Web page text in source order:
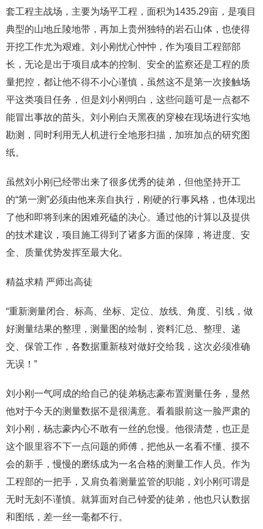
套工程主战场，主要为场平工程，面积为1435.29亩，是项目
典型的山地丘陵地带，再加上贵州独特的岩石山体，也使得
开挖工作尤为艰难。刘小刚忧心忡忡，作为项目工程部部
长，无论是出于项目成本的控制、安全的监察还是工程的质
量把控，都让他不得不小心谨慎，虽然这不是第一次接触场
平这类项目任务，但是刘小刚明白，这些问题可是一点都不
能冒出事故的苗头。刘小刚白天黑夜的穿梭在现场进行实地
勘测，同时利用无人机进行全地形扫描，加班加点的研究图
纸。
虽然刘小刚已经带出来了很多优秀的徒弟，但他坚持开工
的“第一测”必须由他来亲自执行，刚硬的行事风格，也体现出
了他和即将到来的困难死磕的决心。通过他的计算以及提供
的技术建议，项目施工得到了诸多方面的保障，将进度、安
全、质量优势发挥至最大化。
精益求精 严师出高徒
“重新测量闭合、标高、坐标、定位、放线、角度、引线，做
好测量结果的整理，测量图的绘制，资料汇总、整理、递
交、保管工作，各数据重新核对做好交给我，这次必须准确
无误！”
刘小刚一气呵成的给自己的徒弟杨志豪布置测量任务，显然
他对于今天的测量数据不是很满意。看着眼前这一脸严肃的
刘小刚，杨志豪内心不敢有一丝的怠慢。他很清楚，也正是
这个眼里容不下一点问题的师傅，把他从一名看不懂、摸不
会的新手，慢慢的磨练成为一名合格的测量工作人员。作为
工程部的一把手，又肩负着测量监管的职能，刘小刚可谓是
无时无刻不谨慎。就算面对自己钟爱的徒弟，他也只认数据
和图纸，差一丝一毫都不行。